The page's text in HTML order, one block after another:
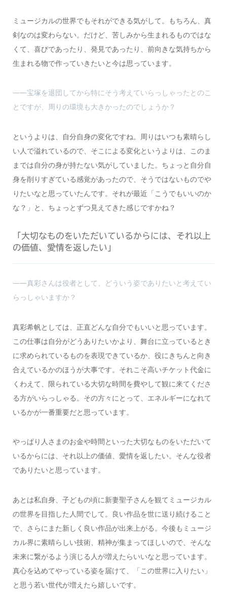
ミュージカルの世界でもそれができる気がして。もちろん、真
剣なのは変わらない。だけど、苦しみから生まれるものではな
くて、喜びであったり、発見であったり、前向きな気持ちから
生まれる物で作っていきたいと今は思っています。
――宝塚を退団してから特にそう考えていらっしゃったとのこ
とですが、周りの環境も大きかったのでしょうか？
というよりは、自分自身の変化ですね。周りはいつも素晴らし
い人で溢れているので、そこによる変化というよりは、このま
までは自分の身が持たない気がしていました。ちょっと自分自
身を削りすぎている感覚があったので、そうではないものでや
りたいなと思っていたんです。それが最近「こうでもいいのか
な？」と、ちょっとずつ見えてきた感じですかね？
「大切なものをいただいているからには、それ以上
の価値、愛情を返したい」
――真彩さんは役者として、どういう姿でありたいと考えてい
らっしゃいますか？
真彩希帆としては、正直どんな自分でもいいと思っています。
この仕事は自分がどうありたいかより、舞台に立っているとき
に求められているものを表現できているか、役にきちんと向き
合えているかのほうが大事です。それこそ高いチケット代金に
くわえて、限られている大切な時間を費やして観に来てくださ
る方がいらっしゃる。その方々にとって、エネルギーになれて
いるかが一番重要だと思っています。
やっぱり人さまのお金や時間といった大切なものをいただいて
いるからには、それ以上の価値、愛情を返したい。そんな役者
でありたいと思っています。
あとは私自身、子どもの頃に新妻聖子さんを観てミュージカル
の世界を目指した人間でして。良い作品を世に送り続けること
で、さらにまた新しく良い作品が出来上がる。今後もミュージ
カル界に素晴らしい技術、精神が集まってほしいので、そんな
未来に繋がるよう演じる人が増えたらいいなと思っています。
真心を込めてやっている姿を届けて、「この世界に入りたい」
と思う若い世代が増えたら嬉しいです。